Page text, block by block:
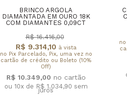
BRINCO ARGOLA
DIAMANTADA EM OURO 18K
COM DIAMANTES 0,09CT
R$ 9.314,10 à vista
no Pix Parcelado, Pix, uma vez no
cartão de crédito ou Boleto (10%
Off)
R$ 16.416,00
R$ 10.349,00
ou 10x de R$ 1.034,90 sem
juros